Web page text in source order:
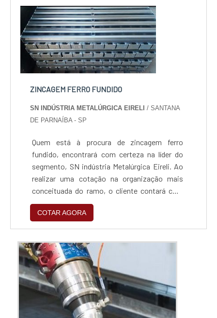
acessível em uma empresa que preza pela
segurança, encontra na internet a SN indús...
ZINCAGEM FERRO FUNDIDO
SN INDÚSTRIA METALÚRGICA EIRELI/ SANTANA
DE PARNAÍBA - SP
Quem está à procura de zincagem ferro
fundido, encontrará com certeza na líder do
segmento, SN indústria Metalúrgica Eireli. Ao
realizar uma cotação na organização mais
conceituada do ramo, o cliente contará com
serviços de excelência e o suporte de
especialistas para sanar eventuais
dúvidas.Quando o assunto é zincagem ferro
Metalúrgica Eireli o cliente encontrará ótima
qualidade e um design...
COTAR AGORA